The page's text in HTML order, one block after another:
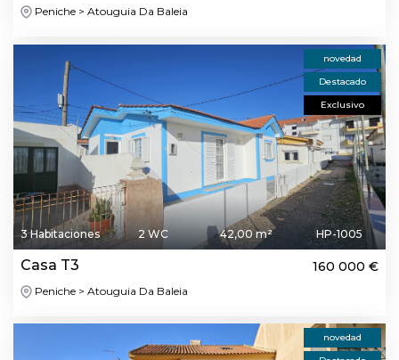
Peniche > Atouguia Da Baleia
novedad
Destacado
Exclusivo
3 Habitaciones 2 WC 42,00 m² HP-1005
Casa T3 160 000 €
Peniche > Atouguia Da Baleia
novedad